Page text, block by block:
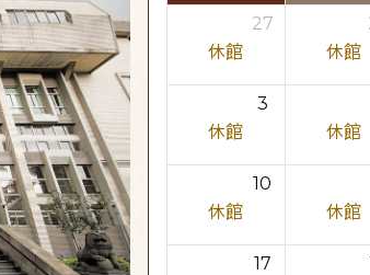
27
休館
休館
3
休館
休館
10
休館
休館
17